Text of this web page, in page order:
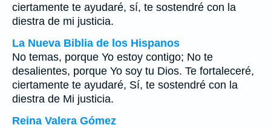
ciertamente te ayudaré, sí, te sostendré con la
diestra de mi justicia.
La Nueva Biblia de los Hispanos
No temas, porque Yo estoy contigo; No te
desalientes, porque Yo soy tu Dios. Te fortaleceré,
ciertamente te ayudaré, Sí, te sostendré con la
diestra de Mi justicia.
Reina Valera Gómez